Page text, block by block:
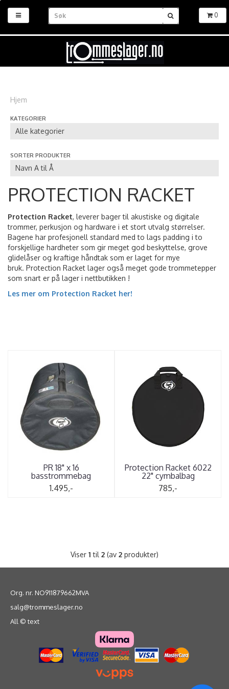
0
Hjem
KATEGORIER
SORTER PRODUKTER
PROTECTION RACKET
Protection Racket, leverer bager til akustiske og digitale
trommer, perkusjon og hardware i et stort utvalg størrelser.
Bagene har profesjonell standard med to lags padding i to
forskjellige hardheter som gir meget god beskyttelse, grove
glidelåser og kraftige håndtak som er laget for mye
bruk. Protection Racket lager også meget gode trommetepper
som snart er på lager i nettbutikken !
Les mer om Protection Racket her!
PR 18" x 16
basstrommebag
1.495,-
Protection Racket 6022
22" cymbalbag
785,-
Viser 1 til 2 (av 2 produkter)
Org. nr. NO911879662MVA
salg@trommeslager.no
All © text